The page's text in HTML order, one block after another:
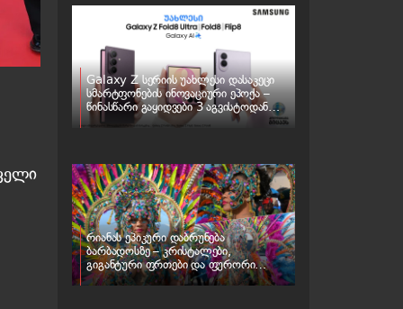
Galaxy Z სერიის უახლესი დასაკეცი
სმარტფონების ინოვაციური ეპოქა –
წინასწარი გაყიდვები 3 აგვისტოდან
იწყება
რიანას ეპიკური დაბრუნება
ბარბადოსზე – კრისტალები,
გიგანტური ფრთები და ფურორი
კარნავალზე